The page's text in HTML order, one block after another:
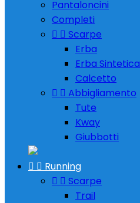
Pantaloncini
Completi
  Scarpe
Erba
Erba Sintetica
Calcetto
  Abbigliamento
Tute
Kway
Giubbotti
  Running
  Scarpe
Trail